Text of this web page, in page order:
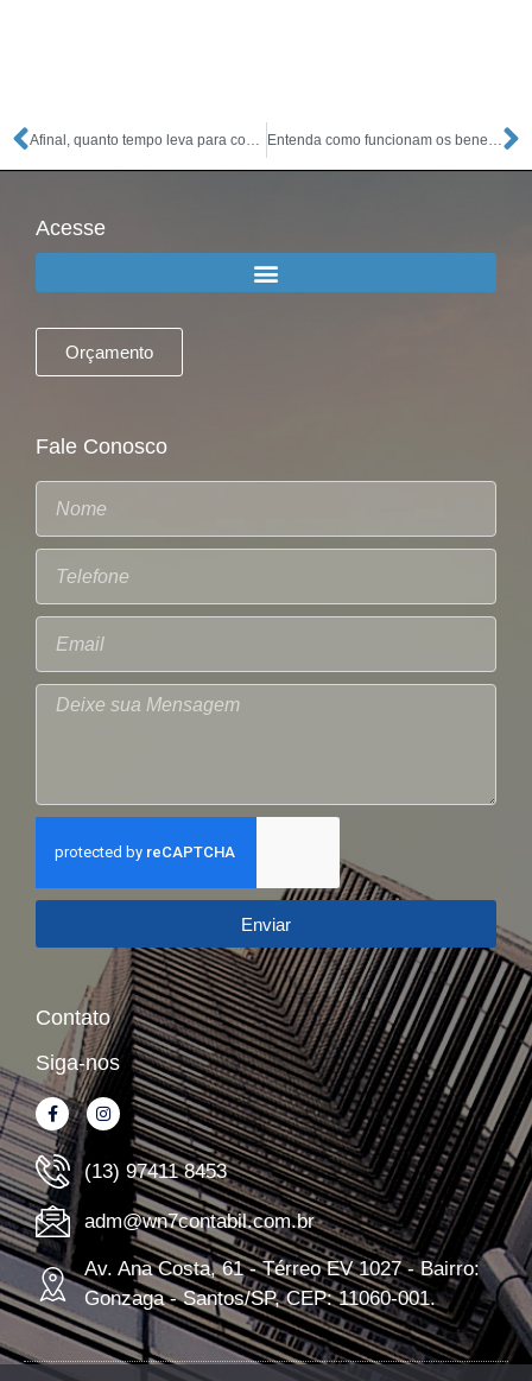
Afinal, quanto tempo leva para conseguir abrir uma empresa? Entenda como funcionam os benefícios fiscais
Acesse
Orçamento
Fale Conosco
Enviar
Contato
Siga-nos
(13) 97411 8453
adm@wn7contabil.com.br
Av. Ana Costa, 61 - Térreo EV 1027 - Bairro:
Gonzaga - Santos/SP, CEP: 11060-001.